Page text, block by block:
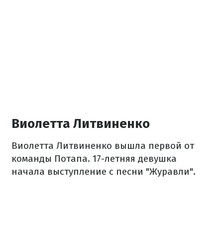
Виолетта Литвиненко
Виолетта Литвиненко вышла первой от
команды Потапа. 17-летняя девушка
начала выступление с песни "Журавли".